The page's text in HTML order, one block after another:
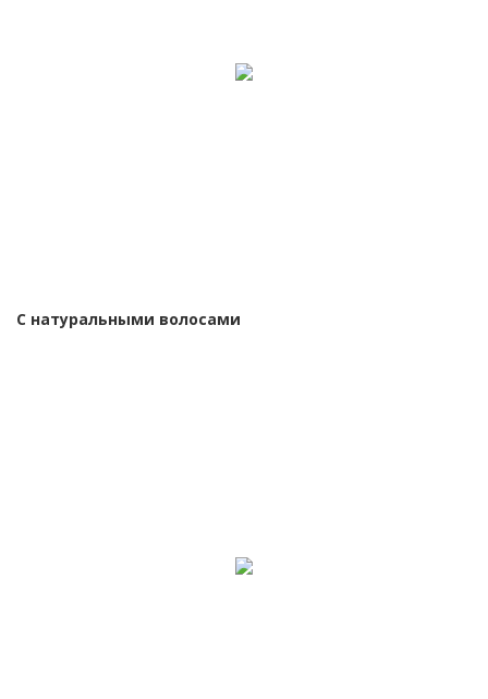
С натуральными волосами